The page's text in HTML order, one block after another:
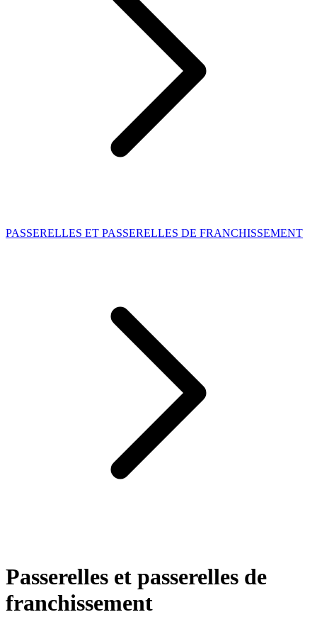
PASSERELLES ET PASSERELLES DE FRANCHISSEMENT
Passerelles et passerelles de
franchissement